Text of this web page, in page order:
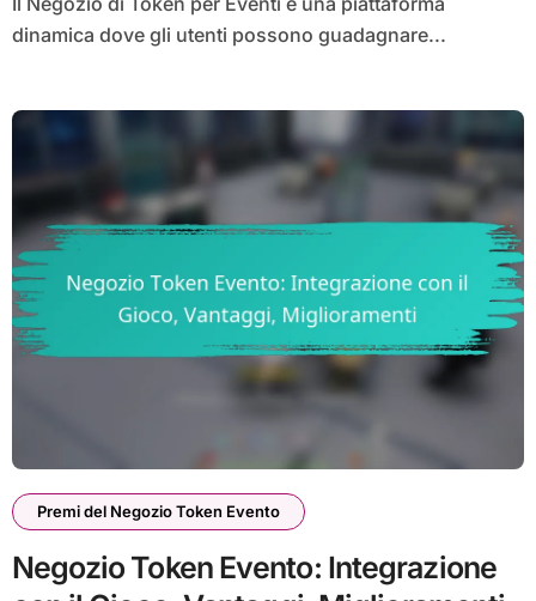
dinamica dove gli utenti possono guadagnare...
Premi del Negozio Token Evento
Negozio Token Evento: Integrazione